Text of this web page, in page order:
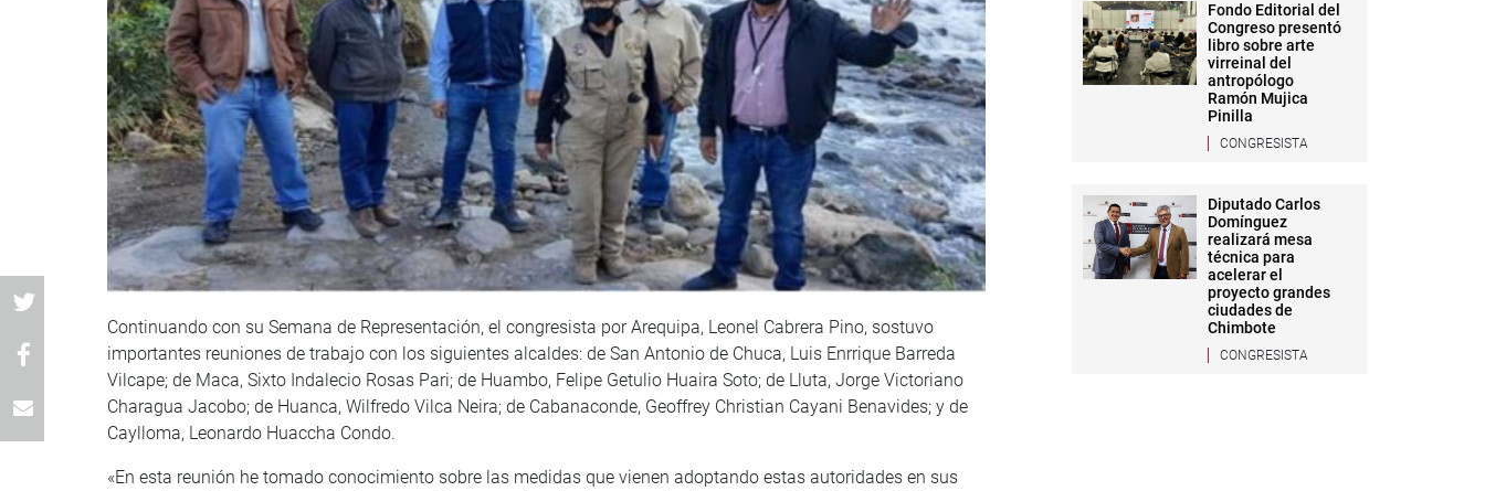
Continuando con su Semana de Representación, el congresista por Arequipa, Leonel Cabrera Pino, sostuvo
importantes reuniones de trabajo con los siguientes alcaldes: de San Antonio de Chuca, Luis Enrrique Barreda
Vilcape; de Maca, Sixto Indalecio Rosas Pari; de Huambo, Felipe Getulio Huaira Soto; de Lluta, Jorge Victoriano
Charagua Jacobo; de Huanca, Wilfredo Vilca Neira; de Cabanaconde, Geoffrey Christian Cayani Benavides; y de
Caylloma, Leonardo Huaccha Condo.
«En esta reunión he tomado conocimiento sobre las medidas que vienen adoptando estas autoridades en sus
Fondo Editorial del
Congreso presentó
libro sobre arte
virreinal del
antropólogo
Ramón Mujica
Pinilla
CONGRESISTA
Diputado Carlos
Domínguez
realizará mesa
técnica para
acelerar el
proyecto grandes
ciudades de
Chimbote
CONGRESISTA